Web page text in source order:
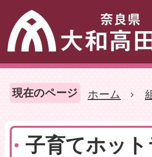
現在のページ ホーム
子育てホッ